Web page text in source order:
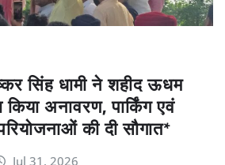
सिंह धामी ने शहीद ऊधम
अनावरण, पार्किंग एवं
की दी सौगात*
Jul 31, 2026